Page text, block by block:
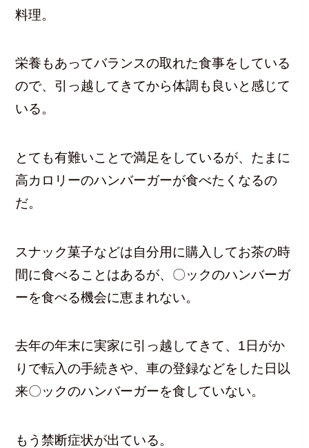
料理。
栄養もあってバランスの取れた食事をしている
ので、引っ越してきてから体調も良いと感じて
いる。
とても有難いことで満足をしているが、たまに
高カロリーのハンバーガーが食べたくなるの
だ。
スナック菓子などは自分用に購入してお茶の時
間に食べることはあるが、〇ックのハンバーガ
ーを食べる機会に恵まれない。
去年の年末に実家に引っ越してきて、1日がか
りで転入の手続きや、車の登録などをした日以
来〇ックのハンバーガーを食していない。
もう禁断症状が出ている。